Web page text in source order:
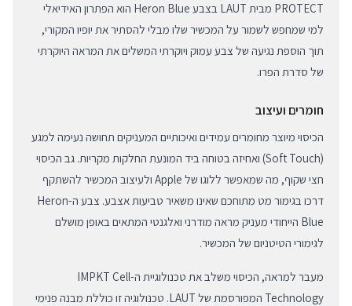
PROTECT מבית LAUT בצבע Heron Blue הוא הפתרון האידיאלי
למי שמחפש לשמור על המכשיר שלו מבלי להסתיר את יופיו המקורי,
תוך הוספת נגיעה של צבע עמוק ויוקרתי המשלים את המראה היוקרתי
של סדרת הפרו.
חומרים ועיצוב
הכיסוי מיוצר מחומרים עמידים ואיכותיים המעניקים תחושה נעימה למגע
(Soft Touch) ואחיזה בטוחה ביד המונעת החלקות מקריות. גב הכיסוי
חצי שקוף, מה שמאפשר ללוגו של Apple ולעיצוב המכשיר להשתקף
דרכו בגימור מט מתוחכם שאינו משאיר טביעות אצבע. צבע ה-Heron
Blue הייחודי מעניק מראה מודרני ואלגנטי המתאים באופן מושלם
לגימורי הטיטניום של המכשיר.
מעבר למראה, הכיסוי משלב את טכנולוגיית ה-IMPKT Cell
Technology המפורסמת של LAUT. טכנולוגיה זו כוללת מבנה פנימי